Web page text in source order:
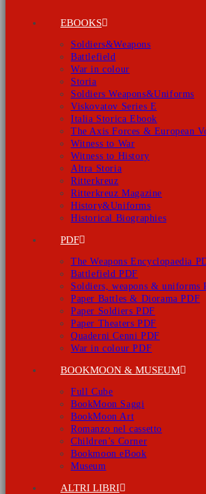
EBOOKS
Soldiers&Weapons
Battlefield
War in colour
Storia
Soldiers Weapons&Uniforms
Viskovatov Series E
Italia Storica Ebook
The Axis Forces & European
Witness to War
Witness to History
Altra Storia
Ritterkreuz
Ritterkreuz Magazine
History&Uniforms
Historical Biographies
PDF
The Weapons Encyclopaedia
Battlefield PDF
Soldiers, weapons & uniforms
Paper Battles & Diorama PDF
Paper Soldiers PDF
Paper Theaters PDF
Quaderni Cenni PDF
War in colour PDF
BOOKMOON & MUSEUM
Full Cube
BookMoon Saggi
BookMoon Art
Romanzo nel cassetto
Children’s Corner
Bookmoon eBook
Museum
ALTRI LIBRI